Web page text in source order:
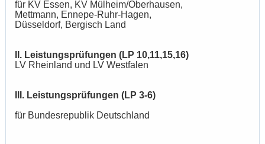
für KV Essen, KV Mülheim/Oberhausen,
Mettmann, Ennepe-Ruhr-Hagen,
Düsseldorf, Bergisch Land
II. Leistungsprüfungen (LP 10,11,15,16)
LV Rheinland und LV Westfalen
III. Leistungsprüfungen (LP 3-6)
für Bundesrepublik Deutschland